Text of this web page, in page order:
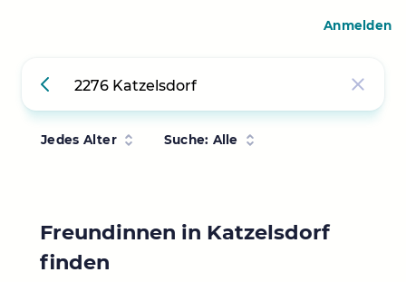
Jedes Alter Suche: Alle
Freundinnen in Katzelsdorf
finden
Anmelden